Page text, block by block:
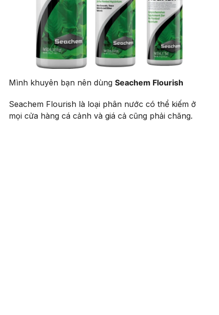
Mình khuyên bạn nên dùng Seachem Flourish
Seachem Flourish là loại phân nước có thể kiếm ở
mọi cửa hàng cá cảnh và giá cả cũng phải chăng.